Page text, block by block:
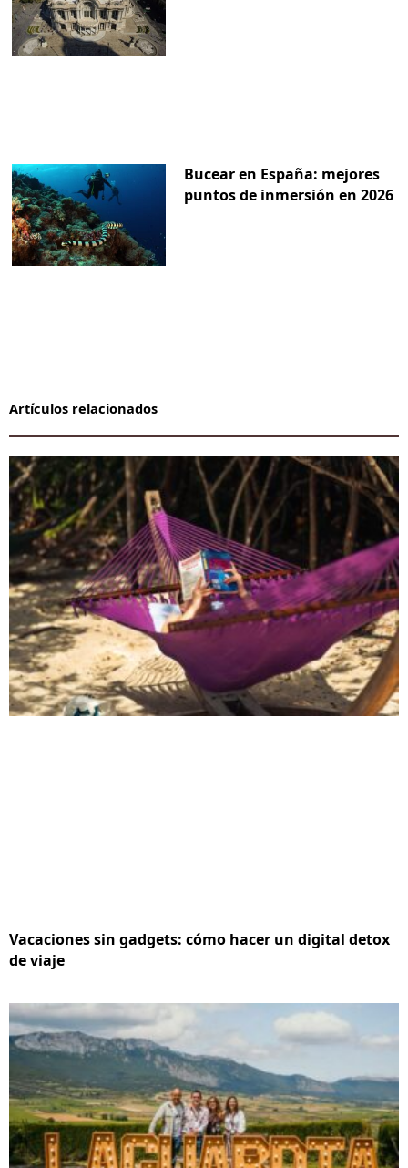
Bucear en España: mejores
puntos de inmersión en 2026
Artículos relacionados
Vacaciones sin gadgets: cómo hacer un digital detox
de viaje